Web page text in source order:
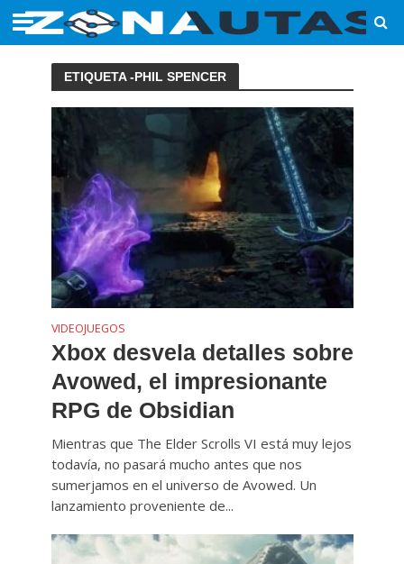
ETIQUETA -PHIL SPENCER
VIDEOJUEGOS
Xbox desvela detalles sobre
Avowed, el impresionante
RPG de Obsidian
Mientras que The Elder Scrolls VI está muy lejos
todavía, no pasará mucho antes que nos
sumerjamos en el universo de Avowed. Un
lanzamiento proveniente de...